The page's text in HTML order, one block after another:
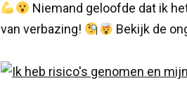
Niemand geloofde dat ik
van verbazing!
Bekijk de